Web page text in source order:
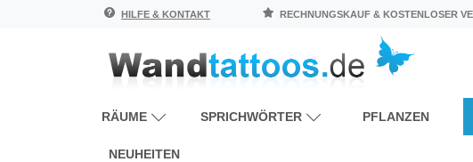
HILFE & KONTAKT RECHNUNGSKAUF & KOSTENLOSER
RÄUME SPRICHWÖRTER PFLANZEN
NEUHEITEN